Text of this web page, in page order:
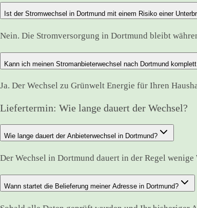
Ist der Stromwechsel in Dortmund mit einem Risiko einer
Nein. Die Stromversorgung in Dortmund bleibt
Kann ich meinen Stromanbieterwechsel nach Dortmund
Ja. Der Wechsel zu Grünwelt Energie für Ihren
Liefertermin: Wie lange dauert der Wechsel?
Wie lange dauert der Anbieterwechsel in Dortmund?
Der Wechsel in Dortmund dauert in der Regel
Wann startet die Belieferung meiner Adresse in Dortmund?